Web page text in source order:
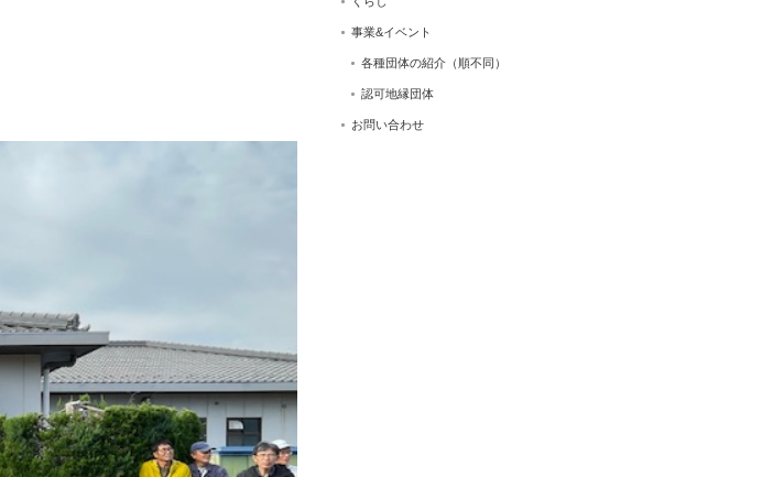
事業&イベント
各種団体の紹介（順不同）
認可地縁団体
お問い合わせ